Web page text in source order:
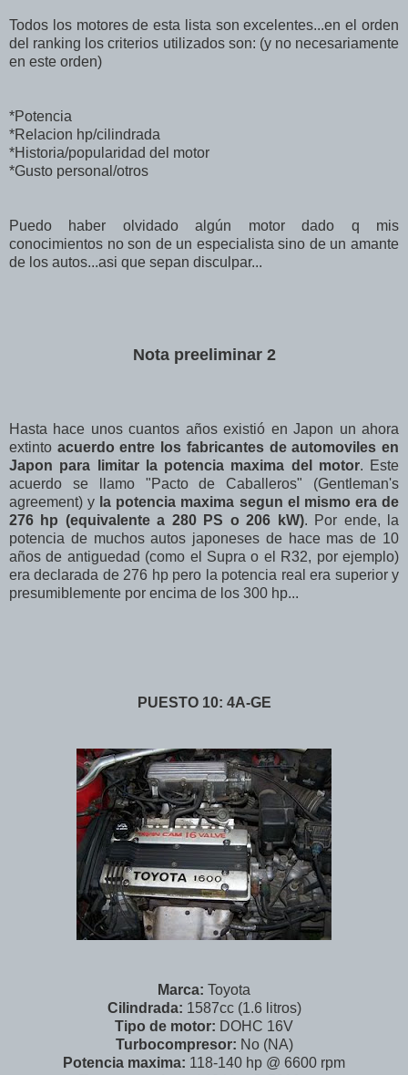
Todos los motores de esta lista son excelentes...en el orden
del ranking los criterios utilizados son: (y no necesariamente
en este orden)
*Potencia
*Relacion hp/cilindrada
*Historia/popularidad del motor
*Gusto personal/otros
Puedo haber olvidado algún motor dado q mis
conocimientos no son de un especialista sino de un amante
de los autos...asi que sepan disculpar...
Nota preeliminar 2
Hasta hace unos cuantos años existió en Japon un ahora
extinto acuerdo entre los fabricantes de automoviles en
Japon para limitar la potencia maxima del motor. Este
acuerdo se llamo "Pacto de Caballeros" (Gentleman's
agreement) y la potencia maxima segun el mismo era de
276 hp (equivalente a 280 PS o 206 kW). Por ende, la
potencia de muchos autos japoneses de hace mas de 10
años de antiguedad (como el Supra o el R32, por ejemplo)
era declarada de 276 hp pero la potencia real era superior y
presumiblemente por encima de los 300 hp...
PUESTO 10: 4A-GE
Marca: Toyota
Cilindrada: 1587cc (1.6 litros)
Tipo de motor: DOHC 16V
Turbocompresor: No (NA)
Potencia maxima: 118-140 hp @ 6600 rpm